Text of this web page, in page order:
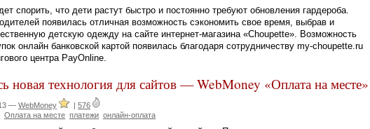
спорить, что дети растут быстро и постоянно требуют обновления гардероба.
появилась отличная возможность сэкономить свое время, выбрав и
детскую одежду на сайте интернет-магазина «Choupette». Возможность
онлайн банковской картой появилась благодаря сотрудничеству my-choupette.ru
центра PayOnline.
новая технология для сайтов — WebMoney «Оплата на месте»
— WebMoney | 576
Оплата на месте платежи онлайн-оплата